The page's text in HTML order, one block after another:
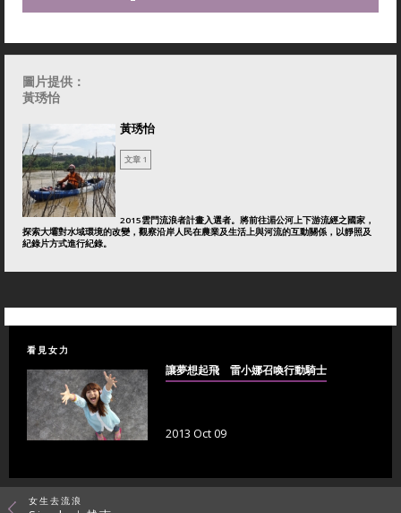
圖片提供：
黃琇怡
黃琇怡
文章 1
2015雲門流浪者計畫入選者。將前往湄公河上下游流經之國家，
探索大壩對水域環境的改變，觀察沿岸人民在農業及生活上與河流的互動關係，以靜照及
紀錄片方式進行紀錄。
看見女力
讓夢想起飛 雷小娜召喚行動騎士
2013 Oct 09
女生去流浪